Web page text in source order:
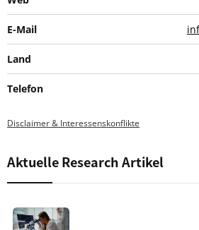
E-Mail
Land
Telefon
Disclaimer & Interessenskonflikte
Aktuelle Research Artikel